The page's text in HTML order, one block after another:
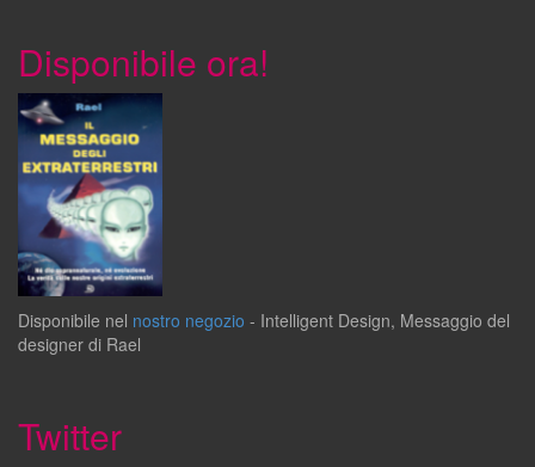
Disponibile ora!
Disponibile nel nostro negozio - Intelligent Design, Messaggio del
designer di Rael
Twitter